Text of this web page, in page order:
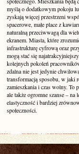
myślą o dodatkowym pokoju
zyskają więcej przestrzeni
spacerowe, małe place z
naturalną przeciwwagą dla
ekranem. Miasta, które
infrastrukturę cyfrową oraz
mogą stać się
kolejnych pokoleń
zdalna nie jest jedynie
transformacją sposobu, w jaki
zamieszkania i czas wolny. To
ale także ogromne szanse – na
elastyczność i bardziej
społeczności.